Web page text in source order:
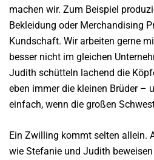
machen wir. Zum Beispiel
Bekleidung oder Merchandising
Kundschaft. Wir arbeiten gerne
besser nicht im gleichen
Judith schütteln lachend die
eben immer die kleinen Brüder –
einfach, wenn die großen
Ein Zwilling kommt selten allein.
wie Stefanie und Judith